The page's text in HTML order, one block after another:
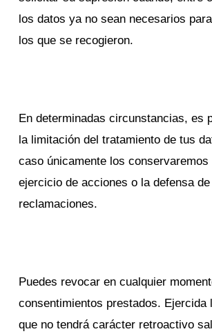
los datos ya no sean necesarios
los que se recogieron.
En determinadas circunstancias, es
la limitación del tratamiento de tus
caso únicamente los conservaremos
ejercicio de acciones o la defensa de
reclamaciones.
Puedes revocar en cualquier
consentimientos prestados. Ejercida
que no tendrá carácter retroactivo